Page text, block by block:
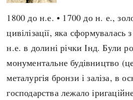
ЗАГОЛОВКИ
ПРАВИЛА ЖИТТЯ
ВИ (НЕ) ЗНАЛИ
КАРТИ
НОТА БЕНЕ
1800 до н.е. • 1700 до н. е.,
цивілізації, яка сформувалась
н.е. в долині річки Інд. Були
монументальне будівництво
металургія бронзи і заліза, в
господарства лежало